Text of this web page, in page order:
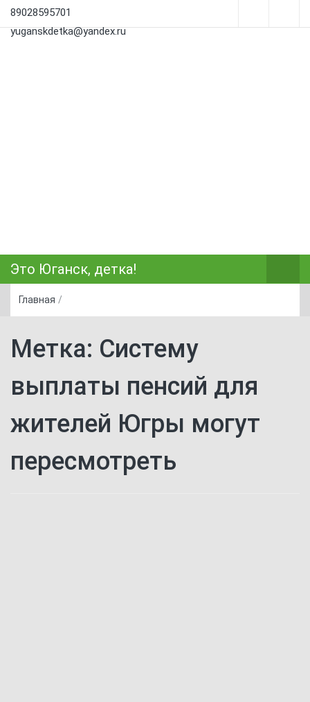
89028595701
yuganskdetka@yandex.ru
Это Юганск, детка!
Главная /
Метка: Систему
выплаты пенсий для
жителей Югры могут
пересмотреть